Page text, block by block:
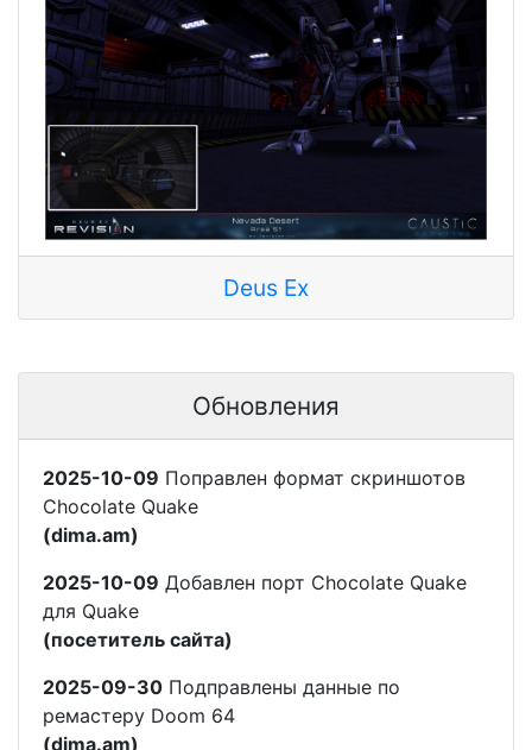
Deus Ex
Обновления
2025-10-09 Поправлен формат скриншотов
Chocolate Quake
(dima.am)
2025-10-09 Добавлен порт Chocolate Quake
для Quake
(посетитель сайта)
2025-09-30 Подправлены данные по
ремастеру Doom 64
(dima.am)